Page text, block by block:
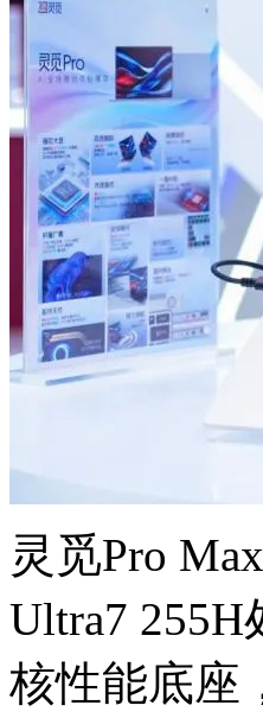
灵觅Pro
Ultra7 255H
核性能底座